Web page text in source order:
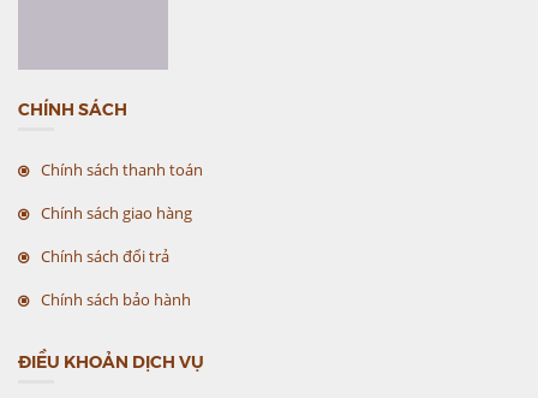
CHÍNH SÁCH
Chính sách thanh toán
Chính sách giao hàng
Chính sách đổi trả
Chính sách bảo hành
ĐIỀU KHOẢN DỊCH VỤ